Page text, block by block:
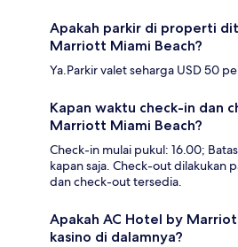
Apakah parkir di properti
Marriott Miami Beach?
Ya.Parkir valet seharga USD 50
Kapan waktu check-in dan
Marriott Miami Beach?
Check-in mulai pukul: 16.00;
kapan saja. Check-out dilakukan
dan check-out tersedia.
Apakah AC Hotel by
kasino di dalamnya?